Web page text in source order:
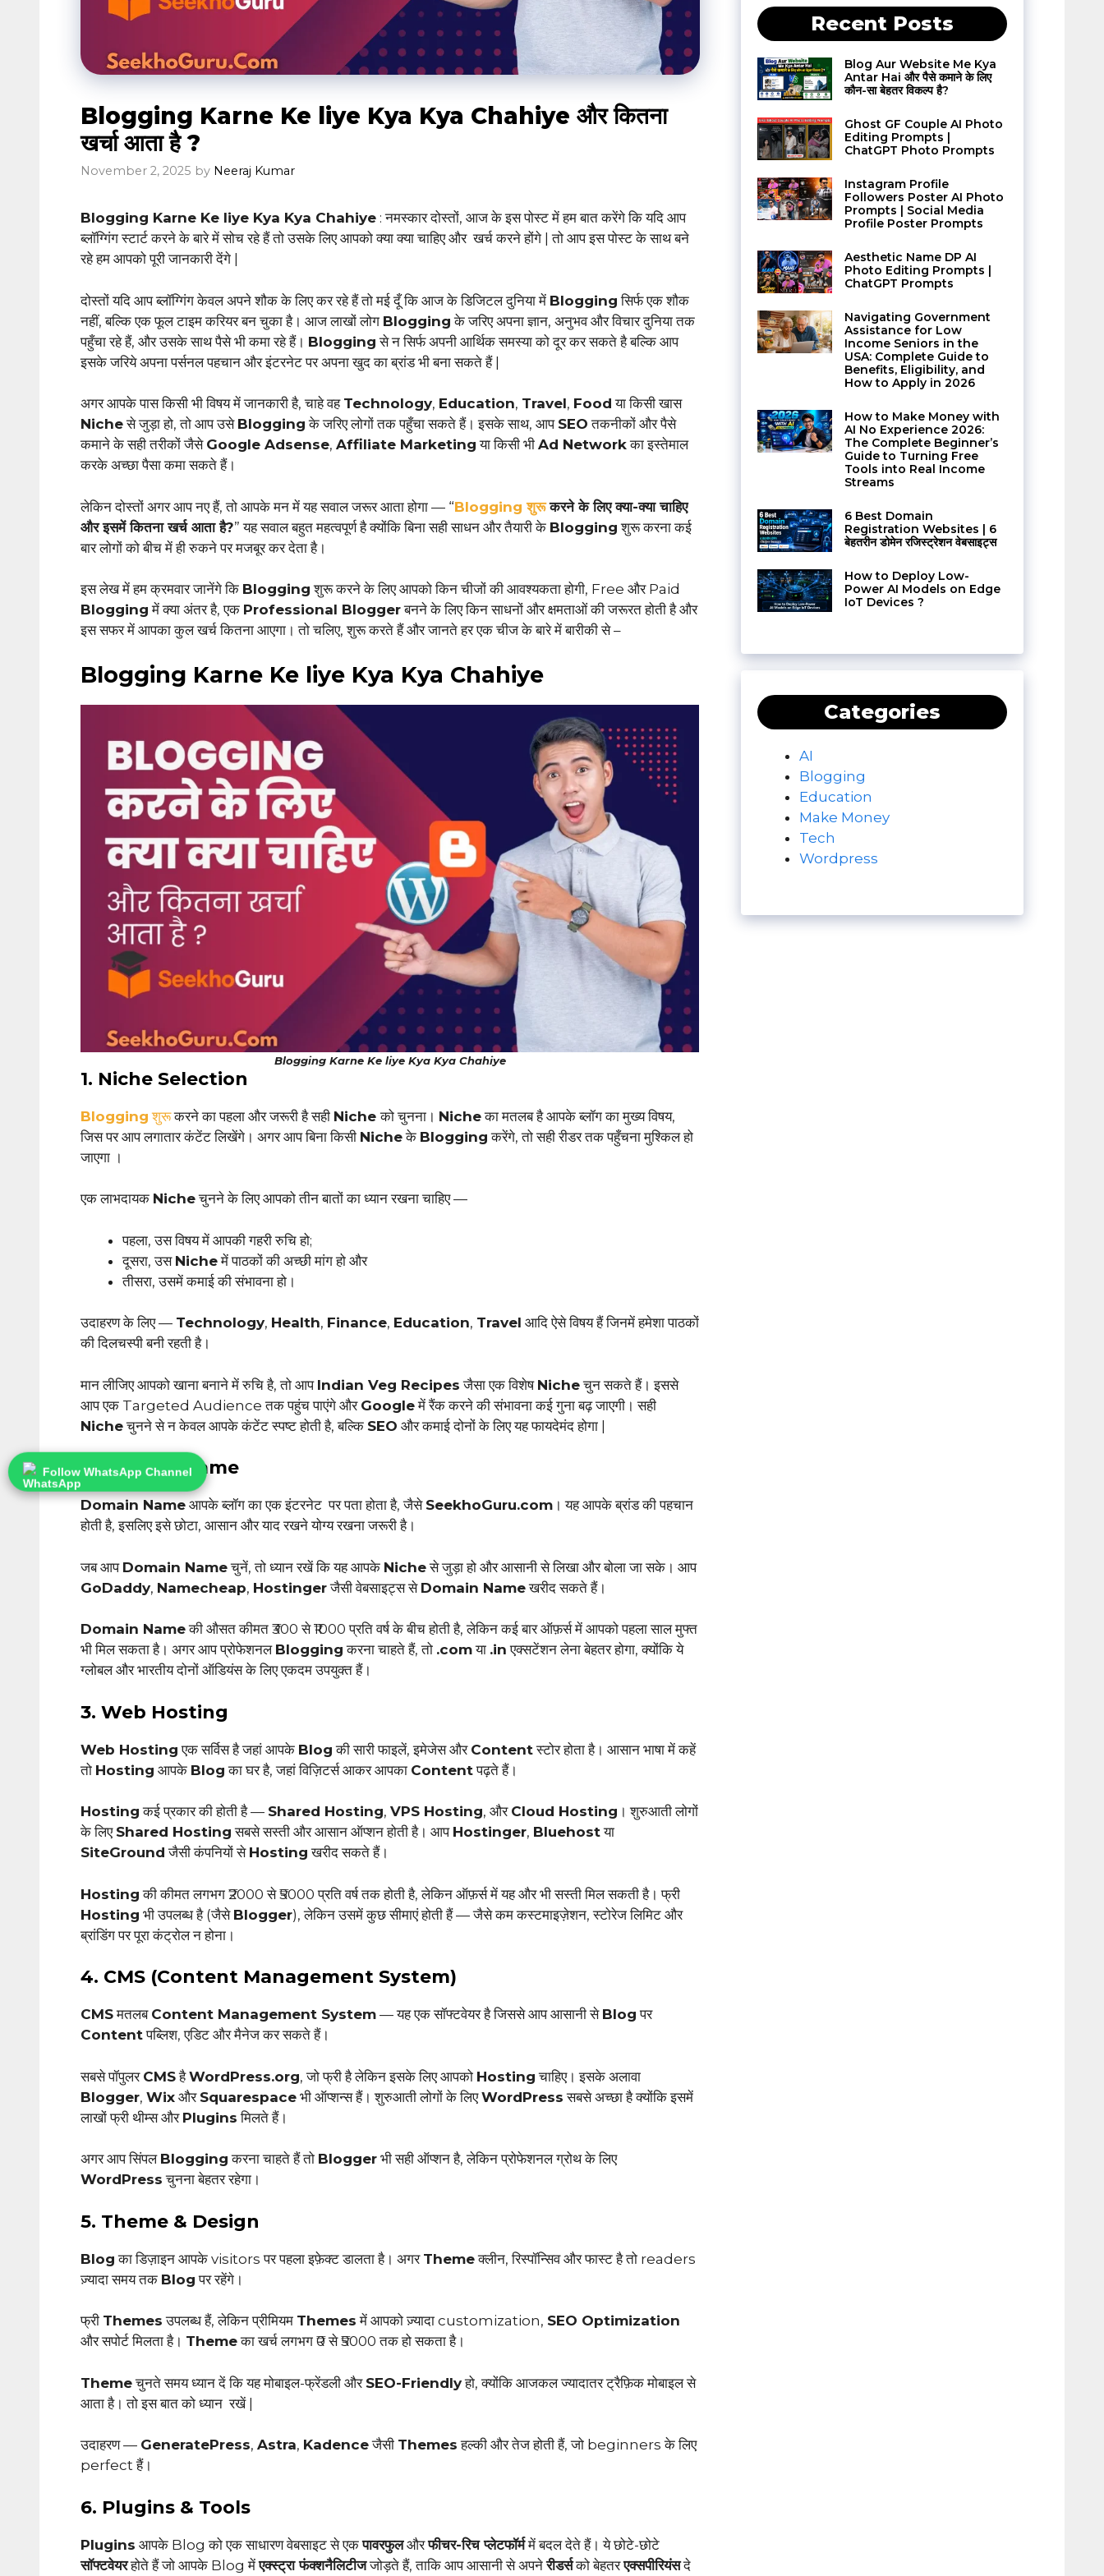
Blogging Karne Ke liye Kya Kya Chahiye और कितना
खर्चा आता है ?
November 2, 2025 by Neeraj Kumar
Blogging Karne Ke liye Kya Kya Chahiye : नमस्कार दोस्तों, आज के इस पोस्ट में हम बात करेंगे कि यदि आप
ब्लॉग्गिंग स्टार्ट करने के बारे में सोच रहे हैं तो उसके लिए आपको क्या क्या चाहिए और खर्च करने होंगे | तो आप इस पोस्ट के साथ बने
रहे हम आपको पूरी जानकारी देंगे |
दोस्तों यदि आप ब्लॉग्गिंग केवल अपने शौक के लिए कर रहे हैं तो मई दूँ कि आज के डिजिटल दुनिया में Blogging सिर्फ एक शौक
नहीं, बल्कि एक फूल टाइम करियर बन चुका है। आज लाखों लोग Blogging के जरिए अपना ज्ञान, अनुभव और विचार दुनिया तक
पहुँचा रहे हैं, और उसके साथ पैसे भी कमा रहे हैं। Blogging से न सिर्फ अपनी आर्थिक समस्या को दूर कर सकते है बल्कि आप
इसके जरिये अपना पर्सनल पहचान और इंटरनेट पर अपना खुद का ब्रांड भी बना सकते हैं |
अगर आपके पास किसी भी विषय में जानकारी है, चाहे वह Technology, Education, Travel, Food या किसी खास
Nicheसे जुड़ा हो, तो आप उसे Blogging के जरिए लोगों तक पहुँचा सकते हैं। इसके साथ, आप SEO तकनीकों और पैसे
कमाने के सही तरीकों जैसे Google Adsense, Affiliate Marketing या किसी भी Ad Networkका इस्तेमाल
करके अच्छा पैसा कमा सकते हैं।
लेकिन दोस्तों अगर आप नए हैं, तो आपके मन में यह सवाल जरूर आता होगा — “Blogging शुरूकरने के लिए क्या-क्या चाहिए
और इसमें कितना खर्च आता है?” यह सवाल बहुत महत्वपूर्ण है क्योंकि बिना सही साधन और तैयारी के Blogging शुरू करना कई
बार लोगों को बीच में ही रुकने पर मजबूर कर देता है।
इस लेख में हम क्रमवार जानेंगे कि Blogging शुरू करने के लिए आपको किन चीजों की आवश्यकता होगी, Free और Paid
Blogging में क्या अंतर है, एक Professional Bloggerबनने के लिए किन साधनों और क्षमताओं की जरूरत होती है और
इस सफर में आपका कुल खर्च कितना आएगा। तो चलिए, शुरू करते हैं और जानते हर एक चीज के बारे में बारीकी से –
Blogging Karne Ke liye Kya Kya Chahiye
Blogging Karne Ke liye Kya Kya Chahiye
1. Niche Selection
Blogging शुरूकरने का पहला और जरूरी है सही Nicheको चुनना। Nicheका मतलब है आपके ब्लॉग का मुख्य विषय,
जिस पर आप लगातार कंटेंट लिखेंगे। अगर आप बिना किसी Nicheके Blogging करेंगे, तो सही रीडर तक पहुँचना मुश्किल हो
जाएगा ।
एक लाभदायक Nicheचुनने के लिए आपको तीन बातों का ध्यान रखना चाहिए —
पहला, उस विषय में आपकी गहरी रुचि हो;
दूसरा, उस Nicheमें पाठकों की अच्छी मांग हो और
तीसरा, उसमें कमाई की संभावना हो।
उदाहरण के लिए — Technology, Health, Finance, Education, Travel आदि ऐसे विषय हैं जिनमें हमेशा पाठकों
की दिलचस्पी बनी रहती है।
मान लीजिए आपको खाना बनाने में रुचि है, तो आप Indian Veg Recipes जैसा एक विशेष Nicheचुन सकते हैं। इससे
आप एक Targeted Audience तक पहुंच पाएंगे और Googleमें रैंक करने की संभावना कई गुना बढ़ जाएगी। सही
Nicheचुनने से न केवल आपके कंटेंट स्पष्ट होती है, बल्कि SEO और कमाई दोनों के लिए यह फायदेमंद होगा |
2. Domain Name
Domain Name आपके ब्लॉग का एक इंटरनेट पर पता होता है, जैसे SeekhoGuru.com । यह आपके ब्रांड की पहचान
होती है, इसलिए इसे छोटा, आसान और याद रखने योग्य रखना जरूरी है।
जब आप Domain Nameचुनें, तो ध्यान रखें कि यह आपके Nicheसे जुड़ा हो और आसानी से लिखा और बोला जा सके। आप
GoDaddy, Namecheap, Hostingerजैसी वेबसाइट्स से Domain Nameखरीद सकते हैं।
Domain Nameकी औसत कीमत ₹300 से ₹1000 प्रति वर्ष के बीच होती है, लेकिन कई बार ऑफ़र्स में आपको पहला साल मुफ्त
भी मिल सकता है। अगर आप प्रोफेशनल Blogging करना चाहते हैं, तो .comया .in एक्सटेंशन लेना बेहतर होगा, क्योंकि ये
ग्लोबल और भारतीय दोनों ऑडियंस के लिए एकदम उपयुक्त हैं।
3. Web Hosting
Web Hosting एक सर्विस है जहां आपके Blog की सारी फाइलें, इमेजेस और Contentस्टोर होता है। आसान भाषा में कहें
तो Hosting आपके Blog का घर है, जहां विज़िटर्स आकर आपका Contentपढ़ते हैं।
Hosting कई प्रकार की होती है — Shared Hosting, VPS Hosting, और Cloud Hosting । शुरुआती लोगों
के लिए Shared Hosting सबसे सस्ती और आसान ऑप्शन होती है। आप Hostinger, Bluehostया
SiteGround जैसी कंपनियों से Hosting खरीद सकते हैं।
Hosting की कीमत लगभग ₹2000 से ₹5000 प्रति वर्ष तक होती है, लेकिन ऑफ़र्स में यह और भी सस्ती मिल सकती है। फ्री
Hosting भी उपलब्ध है (जैसे Blogger), लेकिन उसमें कुछ सीमाएं होती हैं — जैसे कम कस्टमाइज़ेशन, स्टोरेज लिमिट और
ब्रांडिंग पर पूरा कंट्रोल न होना।
4. CMS (Content Management System)
CMSमतलब Content Management System — यह एक सॉफ्टवेयर है जिससे आप आसानी से Blog पर
Contentपब्लिश, एडिट और मैनेज कर सकते हैं।
सबसे पॉपुलर CMSहैWordPress.org, जो फ्री है लेकिन इसके लिए आपको Hosting चाहिए। इसके अलावा
Blogger, Wix और Squarespace भी ऑप्शन्स हैं। शुरुआती लोगों के लिएWordPress सबसे अच्छा है क्योंकि इसमें
लाखों फ्री थीम्स और Plugins मिलते हैं।
अगर आप सिंपल Blogging करना चाहते हैं तो Blogger भी सही ऑप्शन है, लेकिन प्रोफेशनल ग्रोथ के लिए
WordPress चुनना बेहतर रहेगा।
5. Theme & Design
Blog का डिज़ाइन आपके visitors पर पहला इफ़ेक्ट डालता है। अगर Themeक्लीन, रिस्पॉन्सिव और फास्ट है तो readers
ज़्यादा समय तक Blog पर रहेंगे।
फ्री Themes उपलब्ध हैं, लेकिन प्रीमियम Themes में आपको ज़्यादा customization, SEO Optimization
और सपोर्ट मिलता है। Themeका खर्च लगभग ₹0 से ₹5000 तक हो सकता है।
Themeचुनते समय ध्यान दें कि यह मोबाइल-फ्रेंडली और SEO-Friendlyहो, क्योंकि आजकल ज्यादातर ट्रैफ़िक मोबाइल से
आता है। तो इस बात को ध्यान रखें |
उदाहरण — GeneratePress, Astra, Kadenceजैसी Themes हल्की और तेज होती हैं, जो beginners के लिए
perfect हैं।
6. Plugins & Tools
Plugins आपके Blog को एक साधारण वेबसाइट से एकपावरफुलऔरफीचर-रिच प्लेटफॉर्ममें बदल देते हैं। ये छोटे-छोटे
सॉफ्टवेयरहोते हैं जो आपके Blog मेंएक्स्ट्रा फंक्शनैलिटीजजोड़ते हैं, ताकि आप आसानी से अपनेरीडर्सको बेहतरएक्सपीरियंसदे
Recent Posts
Blog Aur Website Me Kya
Antar Hai और पैसे कमाने के लिए
कौन-सा बेहतर विकल्प है?
Ghost GF Couple AI Photo
Editing Prompts |
ChatGPT Photo Prompts
Instagram Profile
Followers Poster AI Photo
Prompts | Social Media
Profile Poster Prompts
Aesthetic Name DP AI
Photo Editing Prompts |
ChatGPT Prompts
Navigating Government
Assistance for Low
Income Seniors in the
USA: Complete Guide to
Benefits, Eligibility, and
How to Apply in 2026
How to Make Money with
AI No Experience 2026:
The Complete Beginner’s
Guide to Turning Free
Tools into Real Income
Streams
6 Best Domain
Registration Websites | 6
बेहतरीन डोमेन रजिस्ट्रेशन वेबसाइट्स
How to Deploy Low-
Power AI Models on Edge
IoT Devices ?
Categories
AI
Blogging
Education
Make Money
Tech
Wordpress
Follow WhatsApp Channel